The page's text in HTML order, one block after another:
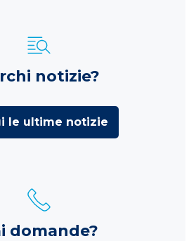
notizie?
le ultime notizie
domande?